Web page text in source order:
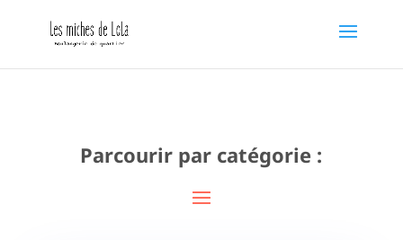
Parcourir par catégorie :